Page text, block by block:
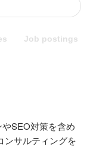
Job postings
SEO対策を含め
ンサルティングを